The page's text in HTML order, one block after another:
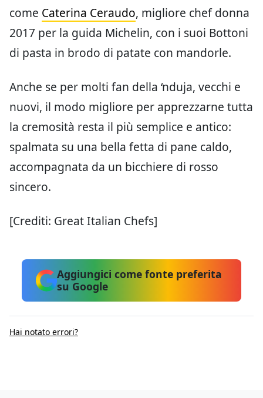
come Caterina Ceraudo, migliore chef donna
2017 per la guida Michelin, con i suoi Bottoni
di pasta in brodo di patate con mandorle.
Anche se per molti fan della ‘nduja, vecchi e
nuovi, il modo migliore per apprezzarne tutta
la cremosità resta il più semplice e antico:
spalmata su una bella fetta di pane caldo,
accompagnata da un bicchiere di rosso
sincero.
[Crediti: Great Italian Chefs]
Aggiungici come fonte preferita
su Google
Hai notato errori?